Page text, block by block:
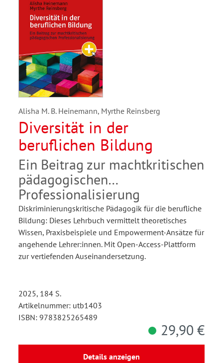
Alisha M. B. Heinemann, Myrthe Reinsberg
Diversität in der
beruflichen Bildung
Ein Beitrag zur machtkritischen
pädagogischen
Professionalisierung
Diskriminierungskritische Pädagogik für die berufliche
Bildung: Dieses Lehrbuch vermittelt theoretisches
Wissen, Praxisbeispiele und Empowerment-Ansätze für
angehende Lehrer:innen. Mit Open-Access-Plattform
zur vertiefenden Auseinandersetzung.
2025, 184 S.
Artikelnummer: utb1403
ISBN: 9783825265489
29,90 €
Details anzeigen